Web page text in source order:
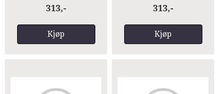
Euphonium
313,-
Kjøp
Euphonium
313,-
Kjøp